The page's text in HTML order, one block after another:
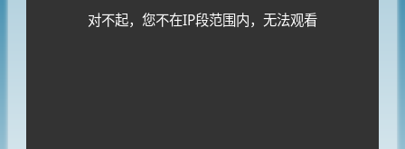
对不起，您不在IP段范围内，无法观看